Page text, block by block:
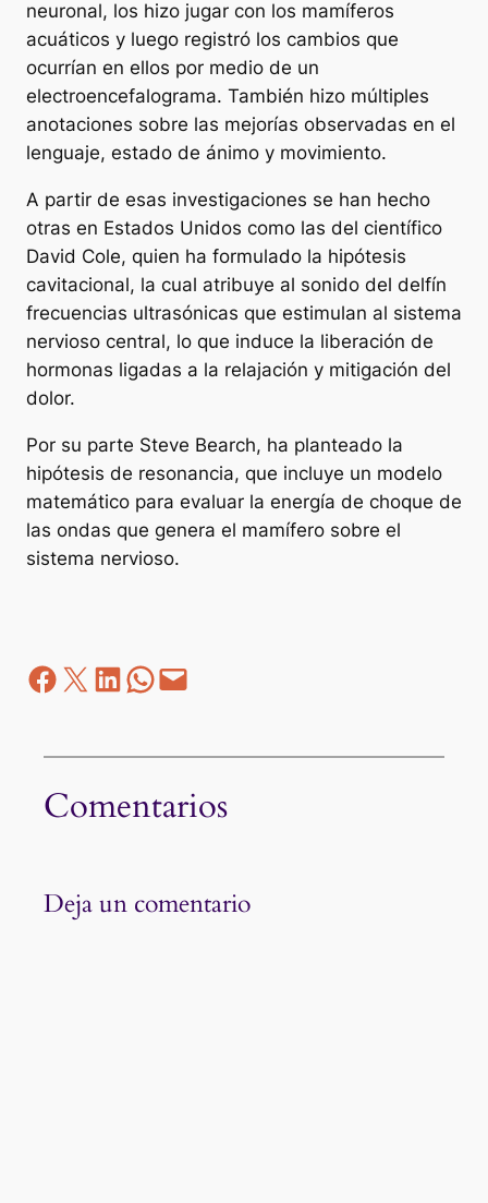
neuronal, los hizo jugar con los mamíferos
acuáticos y luego registró los cambios que
ocurrían en ellos por medio de un
electroencefalograma. También hizo múltiples
anotaciones sobre las mejorías observadas en el
lenguaje, estado de ánimo y movimiento.
A partir de esas investigaciones se han hecho
otras en Estados Unidos como las del científico
David Cole, quien ha formulado la hipótesis
cavitacional, la cual atribuye al sonido del delfín
frecuencias ultrasónicas que estimulan al sistema
nervioso central, lo que induce la liberación de
hormonas ligadas a la relajación y mitigación del
dolor.
Por su parte Steve Bearch, ha planteado la
hipótesis de resonancia, que incluye un modelo
matemático para evaluar la energía de choque de
las ondas que genera el mamífero sobre el
sistema nervioso.
Facebook
Z LinkedIn
WhatsApp
correo electrónico
Comentarios
Deja un comentario